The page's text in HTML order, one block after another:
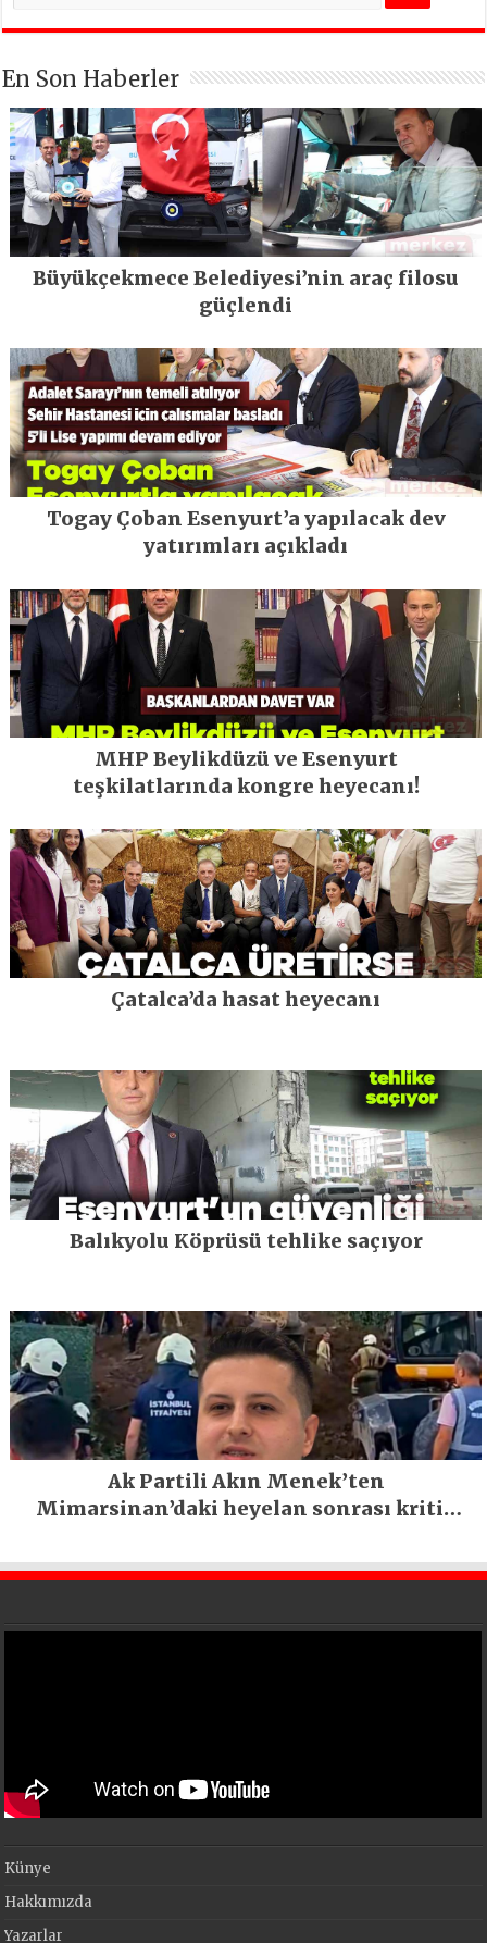
En Son Haberler
Büyükçekmece Belediyesi’nin araç filosu
güçlendi
Togay Çoban Esenyurt’a yapılacak dev
yatırımları açıkladı
MHP Beylikdüzü ve Esenyurt
teşkilatlarında kongre heyecanı!
Çatalca’da hasat heyecanı
Balıkyolu Köprüsü tehlike saçıyor
Ak Partili Akın Menek’ten
Mimarsinan’daki heyelan sonrası kritik
Künye
Hakkımızda
Yazarlar